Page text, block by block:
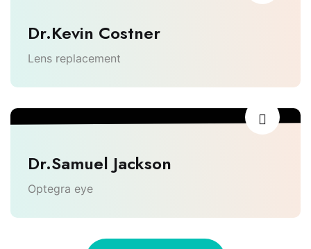
Dr.Kevin Costner
Lens replacement
Dr.Samuel Jackson
Optegra eye